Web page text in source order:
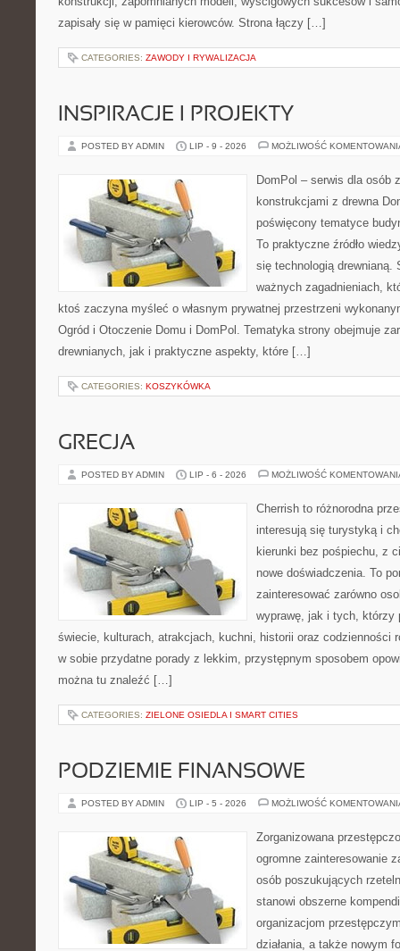
zapisały się w pamięci kierowców. Strona łączy […]
CATEGORIES: ZAWODY I RYWALIZACJA
INSPIRACJE I PROJEKTY
POSTED BY ADMIN LIP - 9 - 2026 MOŻLIWOŚĆ
DomPol – serwis dla osób
konstrukcjami z drewna
poświęcony tematyce
To praktyczne źródło
się technologią drewnianą.
ważnych zagadnieniach,
ktoś zaczyna myśleć o własnym prywatnej przestrzeni
Ogród i Otoczenie Domu i DomPol. Tematyka strony obejmuje
drewnianych, jak i praktyczne aspekty, które […]
CATEGORIES: KOSZYKÓWKA
GRECJA
POSTED BY ADMIN LIP - 6 - 2026 MOŻLIWOŚĆ
Cherrish to różnorodna
interesują się turystyką i
kierunki bez pośpiechu, z
nowe doświadczenia. To
zainteresować zarówno
wyprawę, jak i tych, którzy
świecie, kulturach, atrakcjach, kuchni, historii oraz codzienności
w sobie przydatne porady z lekkim, przystępnym sposobem
można tu znaleźć […]
CATEGORIES: ZIELONE OSIEDLA I SMART CITIES
PODZIEMIE FINANSOWE
POSTED BY ADMIN LIP - 5 - 2026 MOŻLIWOŚĆ
Zorganizowana
ogromne zainteresowanie
osób poszukujących
stanowi obszerne
organizacjom
działania, a także nowym